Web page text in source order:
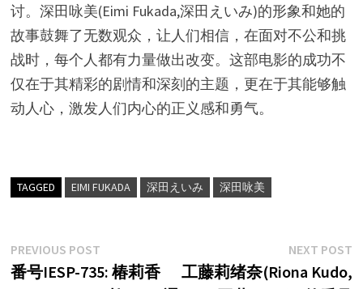
讨。深田咏美(Eimi Fukada,深田えいみ)的形象和她的
故事鼓舞了无数观众，让人们相信，在面对不公和挑
战时，每个人都有力量做出改变。这部电影的成功不
仅在于其精彩的剧情和深刻的主题，更在于其能够触
动人心，激发人们内心的正义感和勇气。
TAGGED EIMI FUKADA 深田えいみ 深田咏美
文
PREVIOUS POSTPrevious
post:
番号IESP-735: 椿莉香
NEXT POST
工藤莉绪奈(Riona Kudo,